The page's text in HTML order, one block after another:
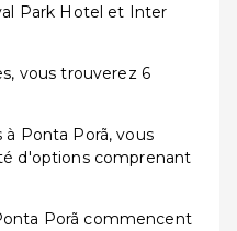
Park Hotel et Inter
vous trouverez 6
Ponta Porã, vous
d'options comprenant
Porã commencent